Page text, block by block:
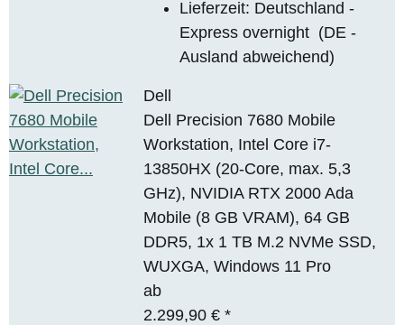
Lieferzeit: Deutschland -
Express overnight (DE -
Ausland abweichend)
Dell
Dell Precision 7680 Mobile
Workstation, Intel Core i7-
13850HX (20-Core, max. 5,3
GHz), NVIDIA RTX 2000 Ada
Mobile (8 GB VRAM), 64 GB
DDR5, 1x 1 TB M.2 NVMe SSD,
WUXGA, Windows 11 Pro
ab
2.299,90 €*